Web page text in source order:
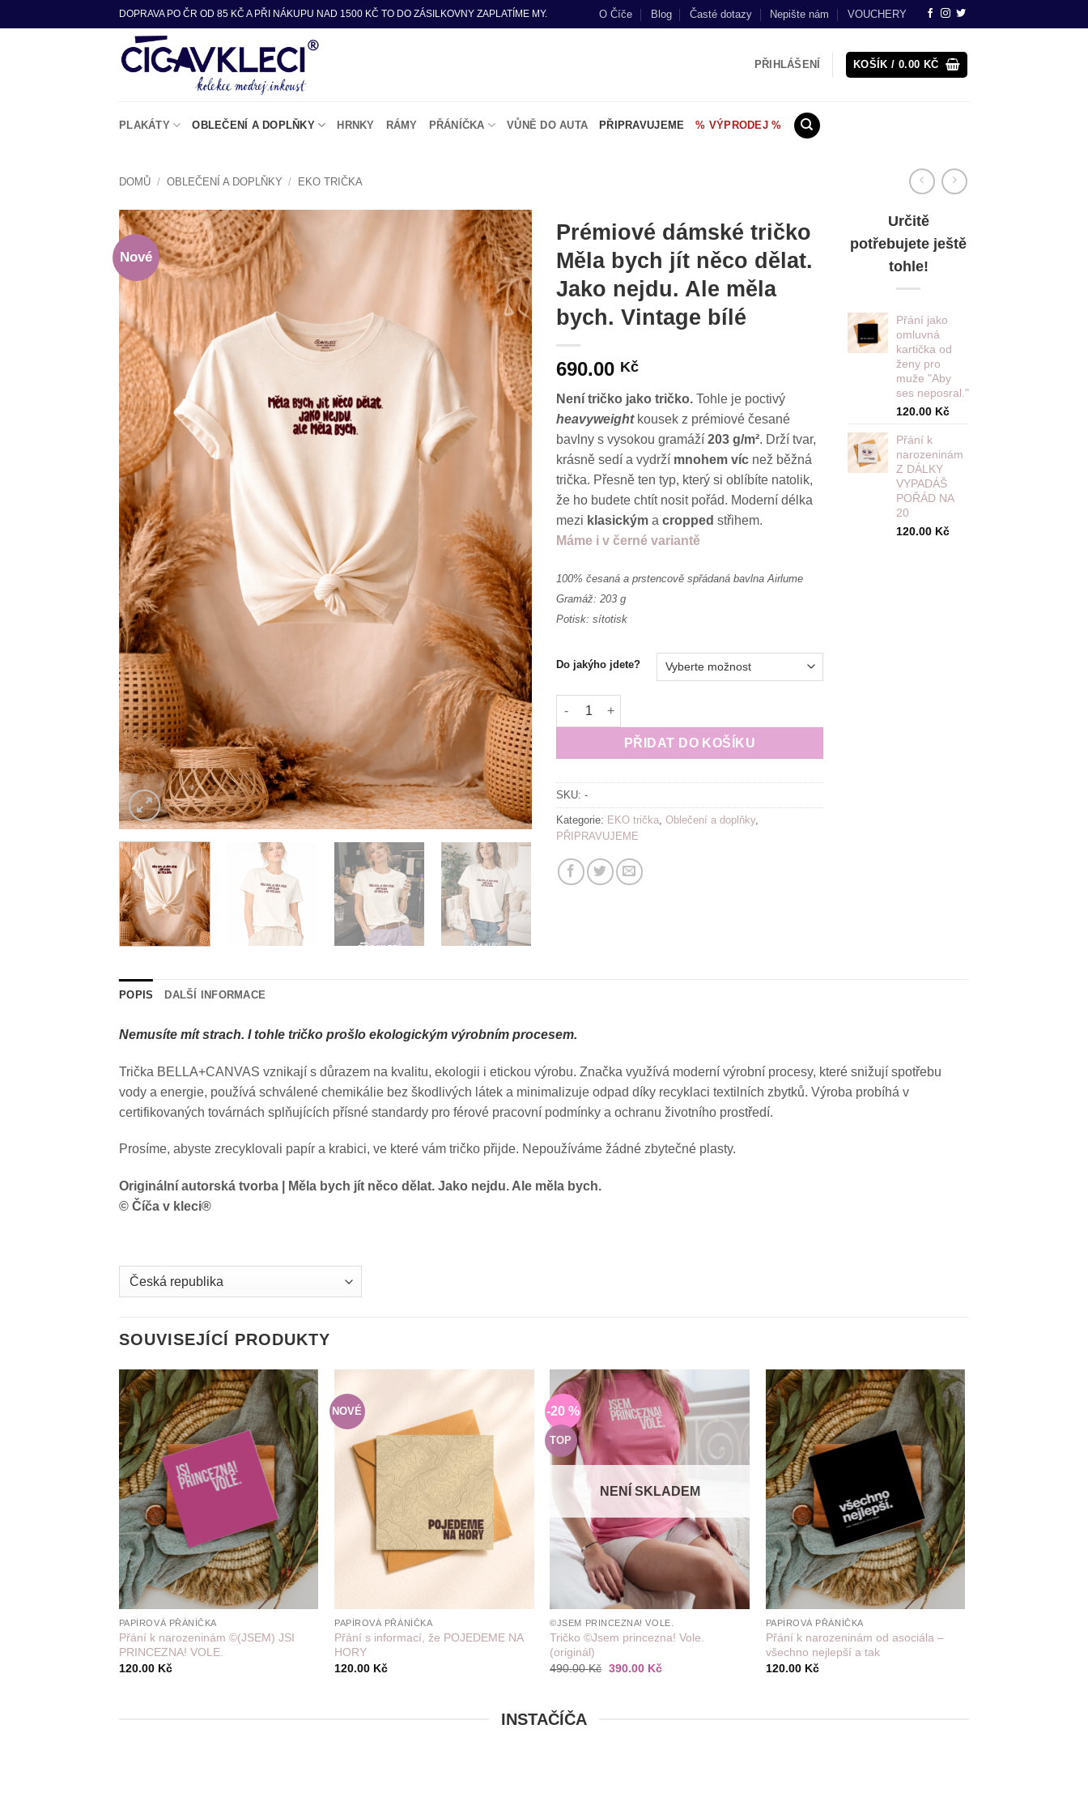
na
DOPRAVA PO ČR OD 85 KČ A PŘI NÁKUPU NAD 1500 KČ TO DO ZÁSILKOVNY ZAPLATÍME MY. O Číče Blog Časté dotazy Nepište nám VOUCHERY
PŘIHLÁŠENÍ KOŠÍK / 0.00 KČ
PLAKÁTY OBLEČENÍ A DOPLŇKY HRNKY RÁMY PŘÁNÍČKA VŮNĚ DO AUTA PŘIPRAVUJEME % VÝPRODEJ %
DOMŮ / OBLEČENÍ A DOPLŇKY / EKO TRIČKA
Nové
Do
seznamu
přání
Prémiové dámské tričko
Měla bych jít něco dělat.
Jako nejdu. Ale měla
bych. Vintage bílé
690.00 Kč
Není tričko jako tričko. Tohle je poctivý
heavyweightkousek z prémiové česané
bavlny s vysokou gramáží 203 g/m². Drží tvar,
krásně sedí a vydrží mnohem víc než běžná
trička. Přesně ten typ, který si oblíbíte natolik,
že ho budete chtít nosit pořád. Moderní délka
mezi klasickým a cropped střihem.
Máme i v černé variantě
100% česaná a prstencově spřádaná bavlna Airlume
Gramáž: 203 g
Potisk: sítotisk
Do jakýho jdete?
Prémiové dámské tričko Měla bych jít něco dělat. Jako nejdu. Ale měla bych. Vintage bílé
PŘIDAT DO KOŠÍKU
SKU: -
Kategorie: EKO trička Oblečení a doplňky,
PŘIPRAVUJEME
Určitě
potřebujete ještě
tohle!
Přání jako
omluvná
kartička od
ženy pro
muže "Aby
ses neposral."
120.00 Kč
Přání k
narozeninám
Z DÁLKY
VYPADÁŠ
POŘÁD NA
20
120.00 Kč
POPIS DALŠÍ INFORMACE
Nemusíte mít strach. I tohle tričko prošlo ekologickým výrobním procesem.
Trička BELLA+CANVAS vznikají s důrazem na kvalitu, ekologii i etickou výrobu. Značka využívá moderní výrobní procesy, které snižují spotřebu
vody a energie, používá schválené chemikálie bez škodlivých látek a minimalizuje odpad díky recyklaci textilních zbytků. Výroba probíhá v
certifikovaných továrnách splňujících přísné standardy pro férové pracovní podmínky a ochranu životního prostředí.
Prosíme, abyste zrecyklovali papír a krabici, ve které vám tričko přijde. Nepoužíváme žádné zbytečné plasty.
Originální autorská tvorba | Měla bych jít něco dělat. Jako nejdu. Ale měla bych.
© Číča v kleci®
Country
SOUVISEJÍCÍ PRODUKTY
Do
seznamu
přání
+
PAPÍROVÁ PŘÁNÍČKA
Přání k narozeninám ©(JSEM) JSI
PRINCEZNA! VOLE.
120.00 Kč
NOVÉ
přání
PAPÍROVÁ PŘÁNÍČKA
Přání s informací, že POJEDEME NA
HORY
120.00 Kč
-20 %
TOP
Do
přání
NENÍ SKLADEM
©JSEM PRINCEZNA! VOLE.
Tričko ©Jsem princezna! Vole.
(originál)
490.00Kč Původní
390.00 KčAktuální
Do
seznamu
přání
+
PAPÍROVÁ PŘÁNÍČKA
Přání k narozeninám od asociála –
všechno nejlepší a tak
120.00 Kč
INSTAČÍČA